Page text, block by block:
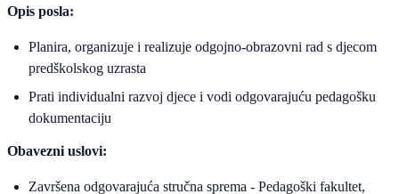
Opis posla:
Planira, organizuje i realizuje odgojno-obrazovni rad s djecom
predškolskog uzrasta
Prati individualni razvoj djece i vodi odgovarajuću pedagošku
dokumentaciju
Obavezni uslovi:
Završena odgovarajuća stručna sprema - Pedagoški fakultet,